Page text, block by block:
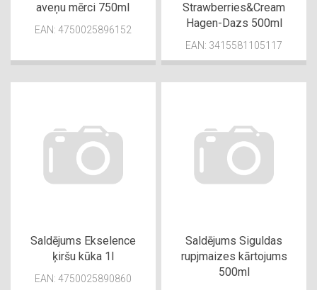
aveņu mērci 750ml
EAN: 4750025896152
Strawberries&Cream
Hagen-Dazs 500ml
EAN: 3415581105117
Saldējums Ekselence
ķiršu kūka 1l
EAN: 4750025890860
Saldējums Siguldas
rupjmaizes kārtojums
500ml